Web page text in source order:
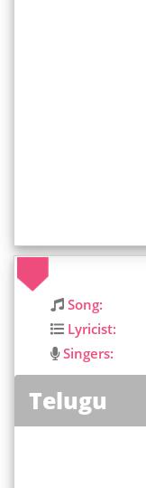
Song:
Lyricist:
Singers:
Telugu